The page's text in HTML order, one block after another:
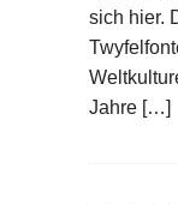
sich hier.
Jahre […]